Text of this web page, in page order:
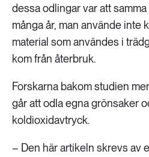
dessa odlingar var att
många år, man använde inte
material som användes i
kom från återbruk.
Forskarna bakom studien
går att odla egna grönsaker
koldioxidavtryck.
– Den här artikeln skrevs av